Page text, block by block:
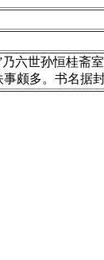
六世孙恒桂斋
颇多。书名据